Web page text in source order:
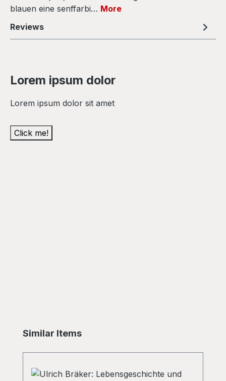
blauen eine senffarbi… More
Reviews
Lorem ipsum dolor
Lorem ipsum dolor sit amet
Click me!
Skip product gallery
Similar Items